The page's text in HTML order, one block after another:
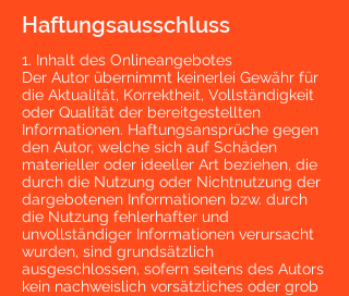
Haftungsausschluss
1. Inhalt des Onlineangebotes
Der Autor übernimmt keinerlei Gewähr für
die Aktualität, Korrektheit, Vollständigkeit
oder Qualität der bereitgestellten
Informationen. Haftungsansprüche gegen
den Autor, welche sich auf Schäden
materieller oder ideeller Art beziehen, die
durch die Nutzung oder Nichtnutzung der
dargebotenen Informationen bzw. durch
die Nutzung fehlerhafter und
unvollständiger Informationen verursacht
wurden, sind grundsätzlich
ausgeschlossen, sofern seitens des Autors
kein nachweislich vorsätzliches oder grob